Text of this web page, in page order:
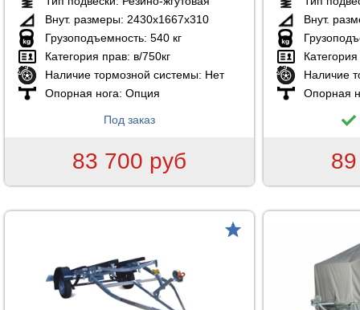
Внут. размеры: 2430х1667х310
Грузоподъемность: 540 кг
Категория прав: в/750кг
Наличие тормозной системы: Нет
Опорная нога: Опция
Под заказ
83 700 руб
Внут.
Наличие
Опорная